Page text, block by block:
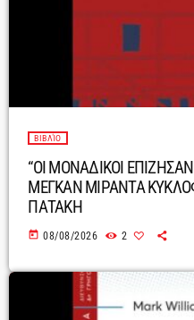
ΒΙΒΛΊΟ
“ΟΙ ΜΟΝΑΔΙΚΟΙ
ΜΕΓΚΑΝ ΜΙΡΑΝΤΑ
ΠΑΤΑΚΗ
today 08/08/2026 2